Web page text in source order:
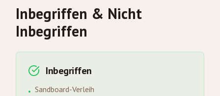
Inbegriffen & Nicht
Inbegriffen
Inbegriffen
• Sandboard-Verleih